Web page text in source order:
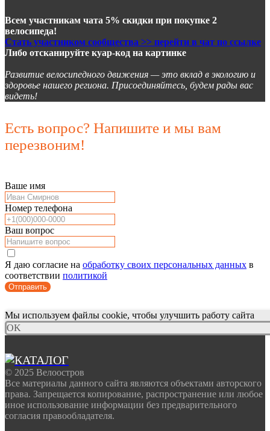
Всем участникам чата 5% скидки при покупке 2
велосипеда!
Стать участником сообщества >> перейти в чат по ссылке
Либо отсканируйте куар-код на картинке
Развитие велосипедного движения — это вклад в экологию и
здоровье нашего региона. Присоединяйтесь, будем рады вас
видеть!
Есть вопрос? Напишите и мы вам
перезвоним!
Ваше имя
Номер телефона
Ваш вопрос
Я даю согласие на обработку своих персональных данных в
соответствии политикой
Отправить
Мы используем файлы cookie, чтобы улучшить работу сайта
OK
© 2025 Велоостров
Все материалы данного сайта являются объектами авторского
права. Запрещается копирование, распространение или любое
иное использование информации без предварительного
согласия правообладателя.